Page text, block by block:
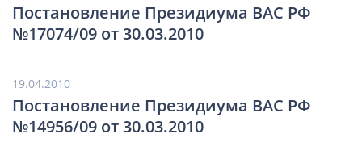
Постановление Президиума ВАС РФ
№17074/09 от 30.03.2010
19.04.2010
Постановление Президиума ВАС РФ
№14956/09 от 30.03.2010